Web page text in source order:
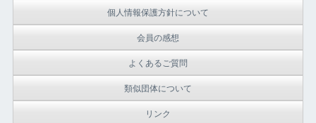
個人情報保護方針について
会員の感想
よくあるご質問
類似団体について
リンク